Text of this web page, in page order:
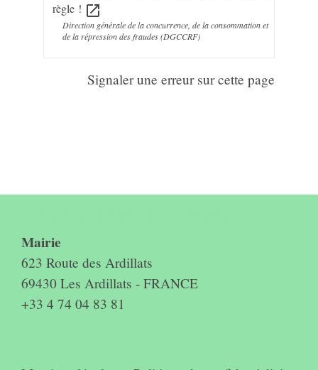
règle ! open_in_new
Direction générale de la concurrence, de la consommation et
de la répression des fraudes (DGCCRF)
Signaler une erreur sur cette page
Mairie
623 Route des Ardillats
69430 Les Ardillats - FRANCE
+33 4 74 04 83 81